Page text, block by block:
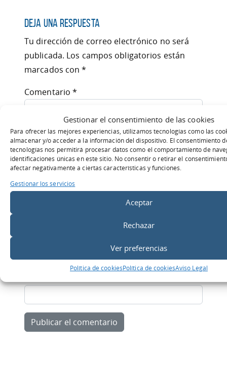
Gestionar el consentimiento de las cookies
Para ofrecer las mejores experiencias, utilizamos tecnologías como las
almacenar y/o acceder a la información del dispositivo. El consentimiento
tecnologías nos permitirá procesar datos como el comportamiento de
identificaciones únicas en este sitio. No consentir o retirar el
afectar negativamente a ciertas características y funciones.
Gestionar los servicios
Aceptar
Rechazar
Ver preferencias
Política de cookiesPolítica de cookiesAviso Legal
Deja una respuesta
Tu dirección de correo electrónico no será
publicada. Los campos obligatorios están
marcados con*
Comentario*